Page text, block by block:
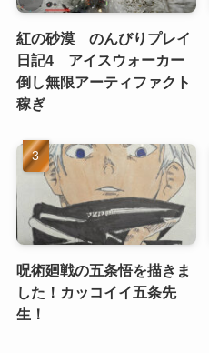
紅の砂漠 のんびりプレイ
日記4 アイスウォーカー
倒し無限アーティファクト
稼ぎ
呪術廻戦の五条悟を描きま
した！カッコイイ五条先
生！